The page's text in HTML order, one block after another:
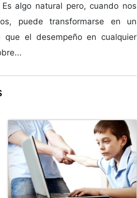
algo natural pero, cuando nos
puede transformarse en un
que el desempeño en cualquier